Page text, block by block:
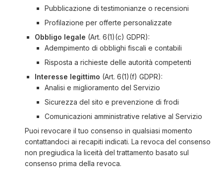
Pubblicazione di testimonianze o recensioni
Profilazione per offerte personalizzate
Obbligo legale (Art. 6(1)(c) GDPR):
Adempimento di obblighi fiscali e contabili
Risposta a richieste delle autorità competenti
Interesse legittimo (Art. 6(1)(f) GDPR):
Analisi e miglioramento del Servizio
Sicurezza del sito e prevenzione di frodi
Comunicazioni amministrative relative al Servizio
Puoi revocare il tuo consenso in qualsiasi momento
contattandoci ai recapiti indicati. La revoca del consenso
non pregiudica la liceità del trattamento basato sul
consenso prima della revoca.